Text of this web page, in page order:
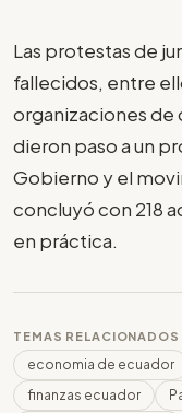
Las protestas de
fallecidos, entre
organizaciones de
dieron paso a un
Gobierno y el
concluyó con 218
en práctica.
TEMAS RELACIONADOS
economia de ecuador
finanzas ecuador